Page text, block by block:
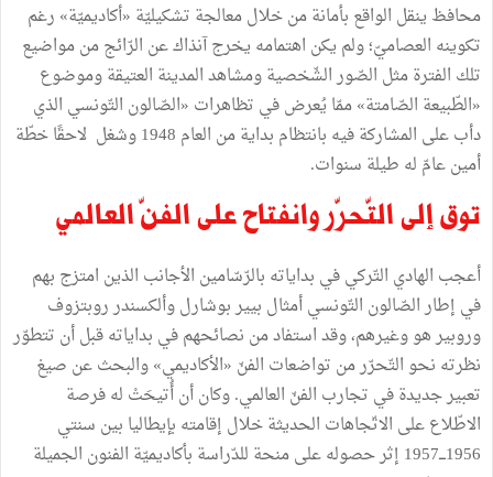
محافظ ينقل الواقع بأمانة من خلال معالجة تشكيليّة «أكاديميّة» رغم
تكوينه العصاميّ؛ ولم يكن اهتمامه يخرج آنذاك عن الرّائج من مواضيع
تلك الفترة مثل الصّور الشّخصية ومشاهد المدينة العتيقة وموضوع
«الطّبيعة الصّامتة» ممّا يُعرض في تظاهرات «الصّالون التّونسي الذي
دأب على المشاركة فيه بانتظام بداية من العام 1948 وشغل لاحقًا خطّة
أمين عامّ له طيلة سنوات.
توق إلى التّحرّر وانفتاح على الفنّ العالمي
أعجب الهادي التّركي في بداياته بالرّسّامين الأجانب الذين امتزج بهم
في إطار الصّالون التّونسي أمثال بيير بوشارل وألكسندر روبتزوف
وروبير هو وغيرهم، وقد استفاد من نصائحهم في بداياته قبل أن تتطوّر
نظرته نحو التّحرّر من تواضعات الفنّ «الأكاديمي» والبحث عن صيغ
تعبير جديدة في تجارب الفنّ العالمي. وكان أن أُتيحَتْ له فرصة
الاطّلاع على الاتّجاهات الحديثة خلال إقامته بإيطاليا بين سنتي
1956ـــ1957 إثر حصوله على منحة للدّراسة بأكاديميّة الفنون الجميلة